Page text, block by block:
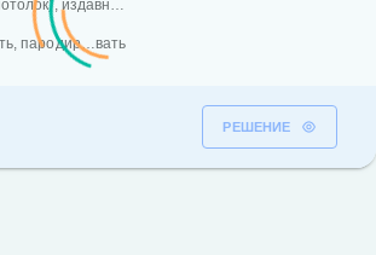
издавн…
пародир…вать
РЕШЕНИЕ